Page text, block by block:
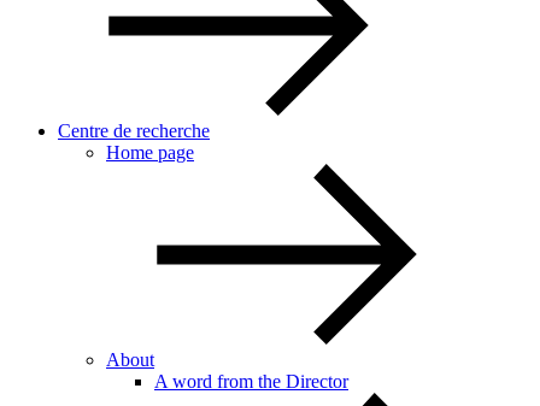
Centre de recherche
Home page
About
A word from the Director